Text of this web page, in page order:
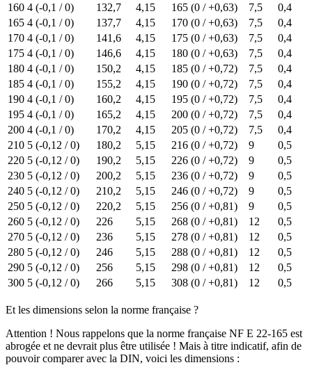
160 4 (-0,1 / 0) 132,7 4,15 165 (0 / +0,63) 7,5
0,4
165 4 (-0,1 / 0) 137,7 4,15 170 (0 / +0,63) 7,5
0,4
170 4 (-0,1 / 0) 141,6 4,15 175 (0 / +0,63) 7,5
0,4
175 4 (-0,1 / 0) 146,6 4,15 180 (0 / +0,63) 7,5
0,4
180 4 (-0,1 / 0) 150,2 4,15 185 (0 / +0,72) 7,5
0,4
185 4 (-0,1 / 0) 155,2 4,15 190 (0 / +0,72) 7,5
0,4
190 4 (-0,1 / 0) 160,2 4,15 195 (0 / +0,72) 7,5
0,4
195 4 (-0,1 / 0) 165,2 4,15 200 (0 / +0,72) 7,5
0,4
200 4 (-0,1 / 0) 170,2 4,15 205 (0 / +0,72) 7,5
0,4
210 5 (-0,12 / 0) 180,2 5,15 216 (0 / +0,72) 9
0,5
220 5 (-0,12 / 0) 190,2 5,15 226 (0 / +0,72) 9
0,5
230 5 (-0,12 / 0) 200,2 5,15 236 (0 / +0,72) 9
0,5
240 5 (-0,12 / 0) 210,2 5,15 246 (0 / +0,72) 9
0,5
250 5 (-0,12 / 0) 220,2 5,15 256 (0 / +0,81) 9
0,5
260 5 (-0,12 / 0) 226 5,15 268 (0 / +0,81) 12
0,5
270 5 (-0,12 / 0) 236 5,15 278 (0 / +0,81) 12
0,5
280 5 (-0,12 / 0) 246 5,15 288 (0 / +0,81) 12
0,5
290 5 (-0,12 / 0) 256 5,15 298 (0 / +0,81) 12
0,5
300 5 (-0,12 / 0) 266 5,15 308 (0 / +0,81) 12 0,5
Et les dimensions selon la norme française ?
Attention ! Nous rappelons que la norme française NF E 22-165 est
abrogée et ne devrait plus être utilisée ! Mais à titre indicatif, afin de
pouvoir comparer avec la DIN, voici les dimensions :